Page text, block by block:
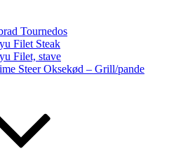
Tournedos
Filet Steak
Filet, stave
Steer Oksekød – Grill/pande